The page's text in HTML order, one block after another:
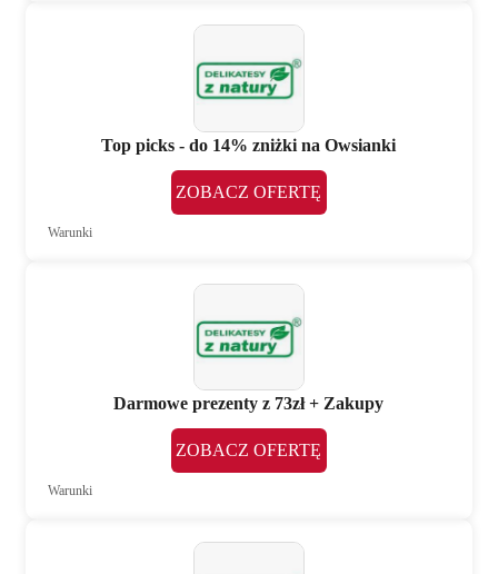
Top picks - do 14% zniżki na Owsianki
ZOBACZ OFERTĘ
Warunki
Darmowe prezenty z 73zł + Zakupy
ZOBACZ OFERTĘ
Warunki